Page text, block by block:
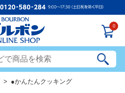
0
> ●かんたんクッキング